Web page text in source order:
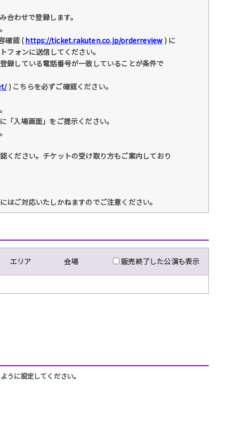
わせで登録します。
確認 (https://ticket.rakuten.co.jp/orderreview) に
フォンに送信してください。
録している電話番号が一致していることが条件で
) こちらを必ずご確認ください。
「入場画面」をご提示ください。
ださい。チケットの受け取り方もご案内しており
ご対応いたしかねますのでご注意ください。
エリア 会場 販売終了した公演も表示
に設定してください。